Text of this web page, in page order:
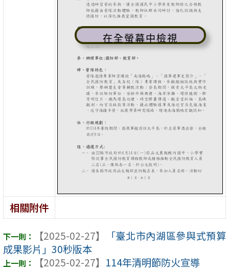
在全螢幕中檢視
相關附件
【2025-02-27】
「臺北市內湖區參與式預算
成果影片」30秒版本
【2025-02-27】 114年清明節防火宣導